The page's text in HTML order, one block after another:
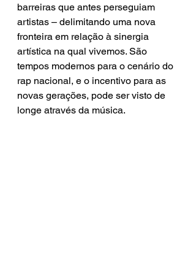
barreiras que antes perseguiam
artistas – delimitando uma nova
fronteira em relação à sinergia
artística na qual vivemos. São
tempos modernos para o cenário do
rap nacional, e o incentivo para as
novas gerações, pode ser visto de
longe através da música.